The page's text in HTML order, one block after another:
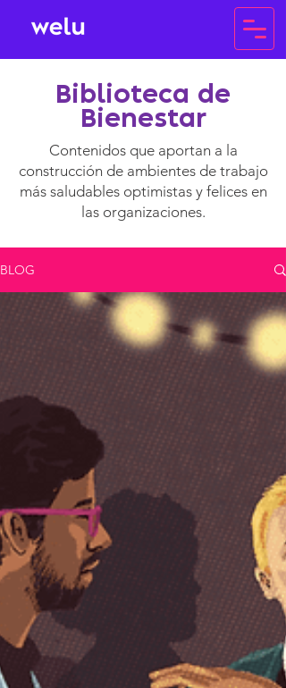
Biblioteca de
Bienestar
Contenidos que aportan a la
construcción de ambientes de trabajo
más saludables optimistas y felices en
las organizaciones.
BLOG